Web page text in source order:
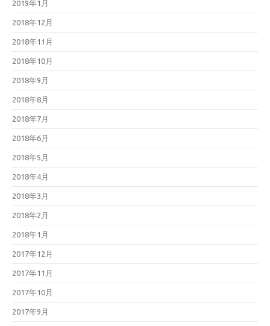
2019年1月
2018年12月
2018年11月
2018年10月
2018年9月
2018年8月
2018年7月
2018年6月
2018年5月
2018年4月
2018年3月
2018年2月
2018年1月
2017年12月
2017年11月
2017年10月
2017年9月